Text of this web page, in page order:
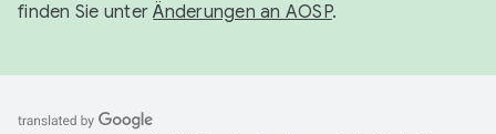
finden Sie unterÄnderungen an AOSP.